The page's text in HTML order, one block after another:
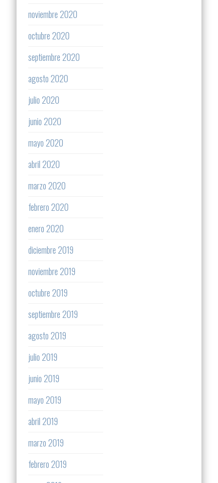
noviembre 2020
octubre 2020
septiembre 2020
agosto 2020
julio 2020
junio 2020
mayo 2020
abril 2020
marzo 2020
febrero 2020
enero 2020
diciembre 2019
noviembre 2019
octubre 2019
septiembre 2019
agosto 2019
julio 2019
junio 2019
mayo 2019
abril 2019
marzo 2019
febrero 2019